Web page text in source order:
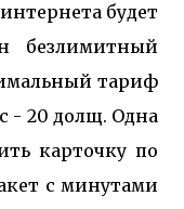
будет
безлимитный
тариф
- 20 долщ. Одна
карточку по
с минутами